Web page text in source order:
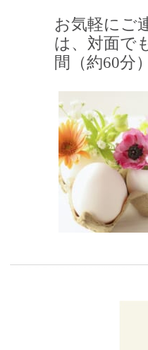
お気軽にご
は、対面で
間（約60分）